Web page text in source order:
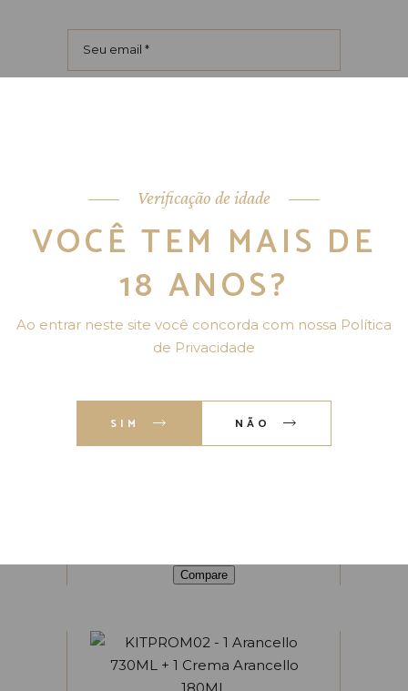
Verificação de idade
VOCÊ TEM MAIS DE
18 ANOS?
Ao entrar neste site você concorda com nossa Política
de Privacidade
SIM NÃO
ENVIAR
SUGESTÕES
Compare